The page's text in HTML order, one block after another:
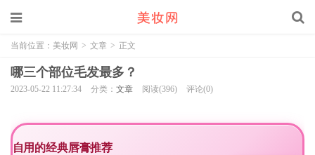
当前位置： 美妆网 > 文章 > 正文
哪三个部位毛发最多？
2023-05-22 11:27:34 分类： 文章 阅读(396) 评论(0)
自用的经典唇膏推荐